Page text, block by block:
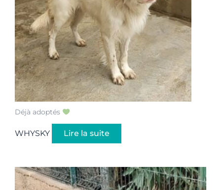
Déjà adoptés
WHYSKY Lire la suite